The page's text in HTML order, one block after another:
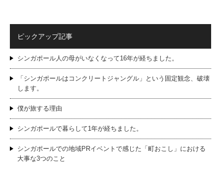
ピックアップ記事
シンガポール人の母がいなくなって16年が経ちました。
「シンガポールはコンクリートジャングル」という固定観念、破壊
します。
僕が旅する理由
シンガポールで暮らして1年が経ちました。
シンガポールでの地域PRイベントで感じた「町おこし」における
大事な3つのこと